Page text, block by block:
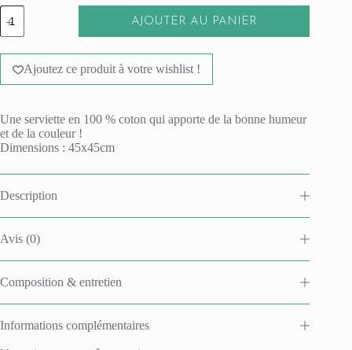
quantité
de
Serviette
de
table
Joséphine
faim
!
AJOUTER AU PANIER
l
e
n
a
t
v
:
Ajoutez ce produit à votre wishlist !
Une serviette en 100 % coton qui apporte de la bonne humeur
et de la couleur !
Dimensions : 45x45cm
Description
Avis (0)
Composition & entretien
Informations complémentaires